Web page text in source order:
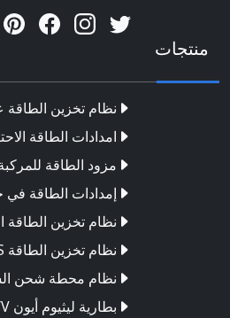
منتجات
نظام تخزين
امدادات الطاقة
مزود الطاقة للمركبة
إمدادات الطاقة في
نظام تخزين الطاقة
نظام تخزين الطاقة Microgrid ESS
نظام محطة شحن
بطارية ليثيوم أيون ATV & UTV